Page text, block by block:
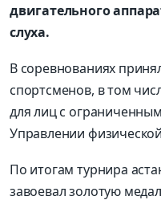
двигательного
слуха.
В соревнованиях
спортсменов, в том
для лиц с
Управлении
По итогам турнира
завоевал золотую